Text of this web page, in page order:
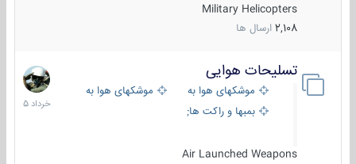
Military Helicopters
2,108 ارسال ها
تسلیحات هوایی
موشکهای هوا به هوا
موشکهای هوا به سطح
بمبها و راکت های هوایی
Air Launched Weapons
30
خرداد
1405